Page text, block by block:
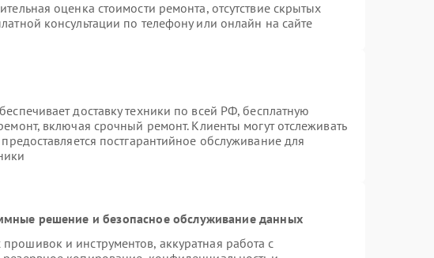
оценка стоимости ремонта, отсутствие скрытых
консультации по телефону или онлайн на сайте
доставку техники по всей РФ, бесплатную
включая срочный ремонт. Клиенты могут отслеживать
постгарантийное обслуживание для
решение и безопасное обслуживание данных
и инструментов, аккуратная работа с